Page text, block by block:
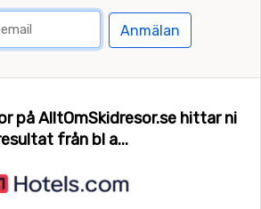
Anmälan
på AlltOmSkidresor.se hittar ni
från bl a...